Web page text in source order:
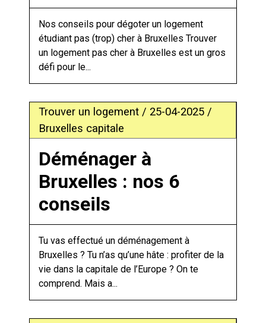
Nos conseils pour dégoter un logement
étudiant pas (trop) cher à Bruxelles Trouver
un logement pas cher à Bruxelles est un gros
défi pour le...
Trouver un logement / 25-04-2025 /
Bruxelles capitale
Déménager à
Bruxelles : nos 6
conseils
Tu vas effectué un déménagement à
Bruxelles ? Tu n’as qu’une hâte : profiter de la
vie dans la capitale de l’Europe ? On te
comprend. Mais a...